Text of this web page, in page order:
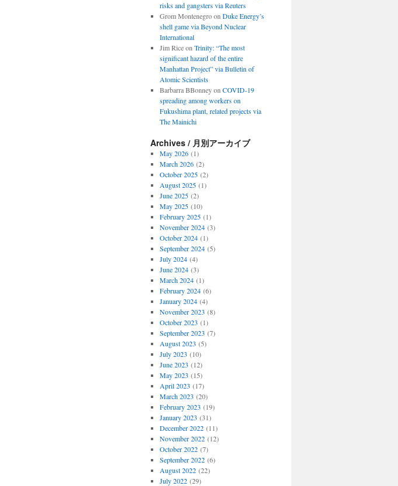
risks and gangsters via Reuters
Grom Montenegroon Duke Energy’s
shell game via Beyond Nuclear
International
Jim Riceon Trinity: “The most
significant hazard of the entire
Manhattan Project” via Bulletin of
Atomic Scientists
Barbarra BBonneyon COVID-19
spreading among workers on
Fukushima plant, related projects via
The Mainichi
Archives / 月別アーカイブ
May 2026(1)
March 2026(2)
October 2025(2)
August 2025(1)
June 2025(2)
May 2025(10)
February 2025(1)
November 2024(3)
October 2024(1)
September 2024(5)
July 2024(4)
June 2024(3)
March 2024(1)
February 2024(6)
January 2024(4)
November 2023 (8)
October 2023 (1)
September 2023 (7)
August 2023 (5)
July 2023 (10)
June 2023 (12)
May 2023 (15)
April 2023 (17)
March 2023 (20)
February 2023 (19)
January 2023 (31)
December 2022(11)
November 2022(12)
October 2022(7)
September 2022(6)
August 2022(22)
July 2022(29)